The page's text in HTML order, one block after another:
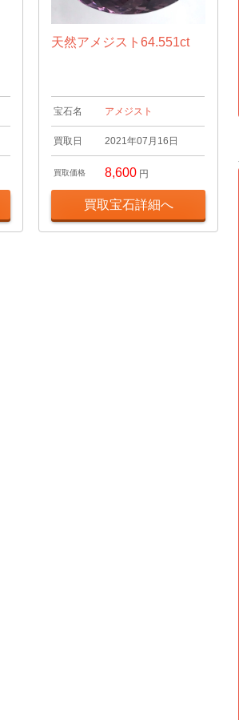
天然アメジスト64.551ct
宝石名 アメジスト
買取日 2021年07月16日
買取価格 8,600 円
買取宝石詳細へ